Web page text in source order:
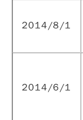
2014/8/1
2014/6/1